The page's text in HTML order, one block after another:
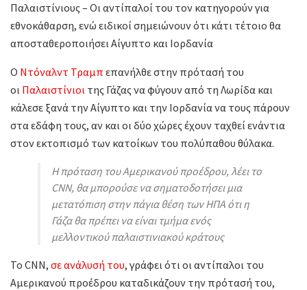
Παλαιστίνιους – Οι αντίπαλοί του τον κατηγορούν για
εθνοκάθαρση, ενώ ειδικοί σημειώνουν ότι κάτι τέτοιο θα
αποσταθεροποιήσει Αίγυπτο και Ιορδανία
Ο Ντόναλντ Τραμπ επανήλθε στην πρότασή του
οι Παλαιστίνιοι της Γάζας να φύγουν από τη Λωρίδα και
κάλεσε ξανά την Αίγυπτο και την Ιορδανία να τους πάρουν
στα εδάφη τους, αν και οι δύο χώρες έχουν ταχθεί ενάντια
στον εκτοπισμό των κατοίκων του πολύπαθου θύλακα.
Η πρόταση του Αμερικανού προέδρου, λέει το
CNN, θα μπορούσε να σηματοδοτήσει μια
μετατόπιση στην πάγια θέση των ΗΠΑ ότι η
Γάζα θα πρέπει να είναι τμήμα ενός
μελλοντικού παλαιστινιακού κράτους
Το CNN, σε ανάλυσή του, γράφει ότι οι αντίπαλοι του
Αμερικανού προέδρου καταδικάζουν την πρότασή του,